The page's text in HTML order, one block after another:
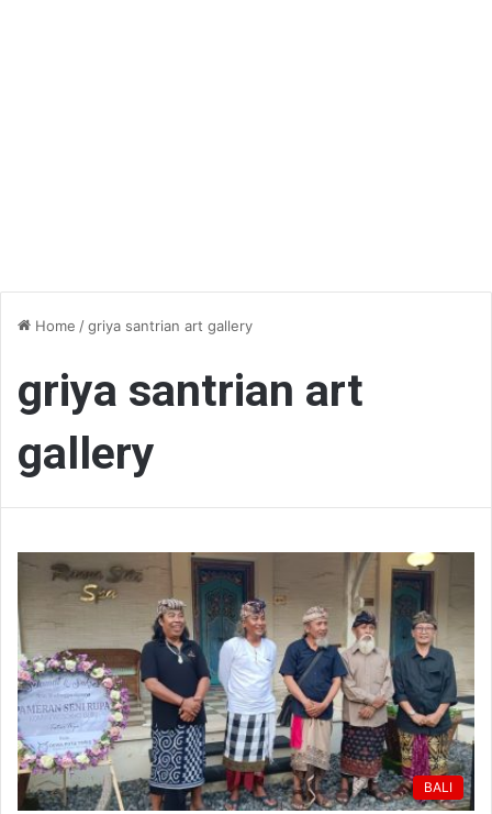
Home /griya santrian art gallery
griya santrian art
gallery
BALI